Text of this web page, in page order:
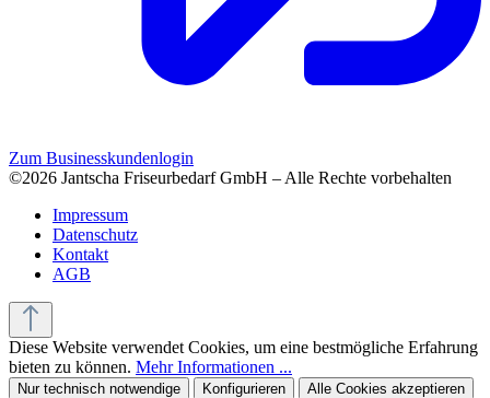
Zum Businesskundenlogin
©2026 Jantscha Friseurbedarf GmbH – Alle Rechte vorbehalten
Impressum
Datenschutz
Kontakt
AGB
Diese Website verwendet Cookies, um eine bestmögliche Erfahrung
bieten zu können. Mehr Informationen ...
Nur technisch notwendige Konfigurieren Alle Cookies akzeptieren